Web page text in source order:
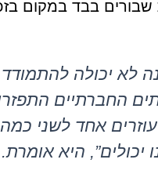
שבורים בבד במקום
לא יכולה
החברתיים
אחד לשני כמה
יכולים”, היא אומרת.